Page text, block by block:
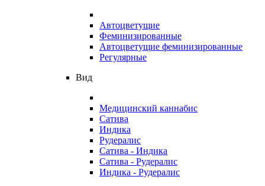
Автоцветущие
Феминизированные
Автоцветущие феминизированные
Регулярные
Вид
Медицинский каннабис
Сатива
Индика
Рудералис
Сатива - Индика
Сатива - Рудералис
Индика - Рудералис